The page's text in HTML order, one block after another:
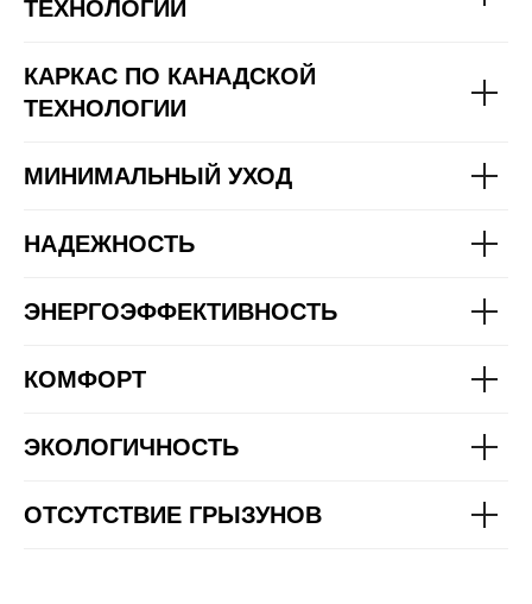
ТЕХНОЛОГИИ
КАРКАС ПО КАНАДСКОЙ
ТЕХНОЛОГИИ
МИНИМАЛЬНЫЙ УХОД
НАДЕЖНОСТЬ
ЭНЕРГОЭФФЕКТИВНОСТЬ
КОМФОРТ
ЭКОЛОГИЧНОСТЬ
ОТСУТСТВИЕ ГРЫЗУНОВ
Дом в стиле
"Clean Lines"